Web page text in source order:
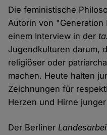
Die feministische
Autorin von
einem Interview in der
Jugendkulturen darum,
religiöser oder
machen. Heute halten
Zeichnungen für
Herzen und Hirne
Der Berliner